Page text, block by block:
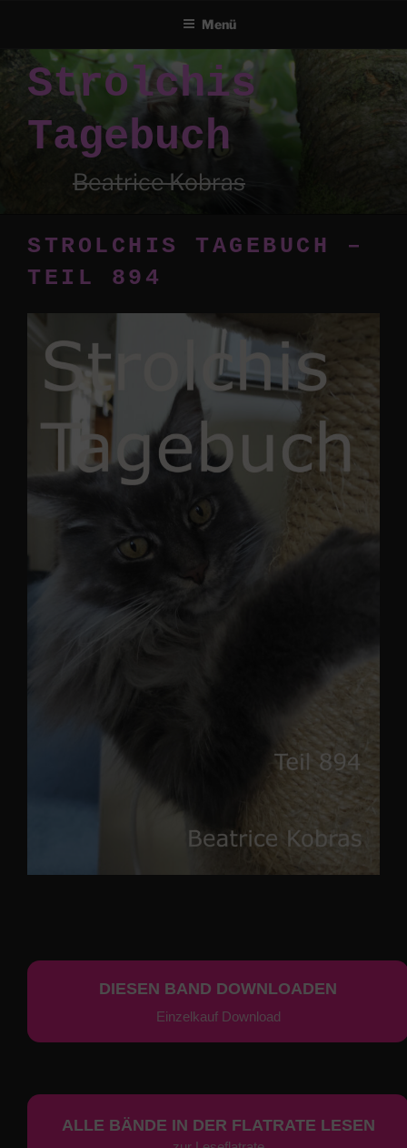
Zum
Inhalt
springenStrolchis
Tagebuch
Beatrice Kobras
Menü
STROLCHIS TAGEBUCH –
TEIL 894
DIESEN BAND DOWNLOADEN
Einzelkauf Download
ALLE BÄNDE IN DER FLATRATE LESEN